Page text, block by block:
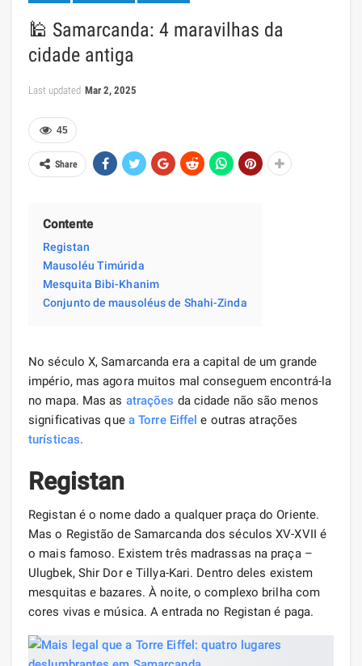
🕌 Samarcanda: 4 maravilhas da
cidade antiga
Last updated Mar 2, 2025
45
Share
Contente
Registan
Mausoléu Timúrida
Mesquita Bibi-Khanim
Conjunto de mausoléus de Shahi-Zinda
No século X, Samarcanda era a capital de um grande
império, mas agora muitos mal conseguem encontrá-la
no mapa. Mas as atrações da cidade não são menos
significativas que a Torre Eiffel e outras atrações
turísticas.
Registan
Registan é o nome dado a qualquer praça do Oriente.
Mas o Registão de Samarcanda dos séculos XV-XVII é
o mais famoso. Existem três madrassas na praça –
Ulugbek, Shir Dor e Tillya-Kari. Dentro deles existem
mesquitas e bazares. À noite, o complexo brilha com
cores vivas e música. A entrada no Registan é paga.